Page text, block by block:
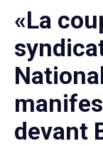
«La
devant